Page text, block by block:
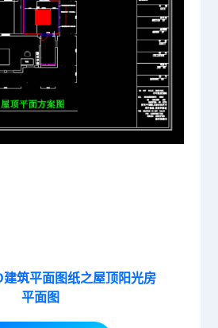
筑平面图纸之屋顶阳光房
平面图